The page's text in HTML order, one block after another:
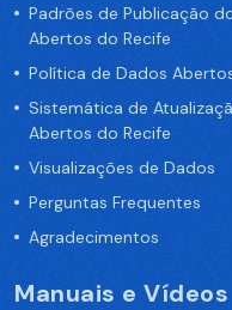
Padrões de Publicação
Abertos do Recife
Política de Dados
Sistemática de
Abertos do Recife
Visualizações de Dados
Perguntas Frequentes
Agradecimentos
Manuais e Vídeos